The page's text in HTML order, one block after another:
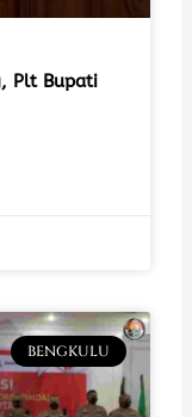
Plt Bupati
BENGKULU